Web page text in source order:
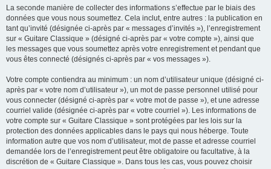
La seconde manière de collecter des informations s’effectue par le biais des
données que vous nous soumettez. Cela inclut, entre autres : la publication en
tant qu’invité (désignée ci-après par « messages d’invités »), l’enregistrement
sur « Guitare Classique » (désigné ci-après par « votre compte »), ainsi que
les messages que vous soumettez après votre enregistrement et pendant que
vous êtes connecté (désignés ci-après par « vos messages »).
Votre compte contiendra au minimum : un nom d’utilisateur unique (désigné ci-
après par « votre nom d’utilisateur »), un mot de passe personnel utilisé pour
vous connecter (désigné ci-après par « votre mot de passe »), et une adresse
courriel valide (désignée ci-après par « votre courriel »). Les informations de
votre compte sur « Guitare Classique » sont protégées par les lois sur la
protection des données applicables dans le pays qui nous héberge. Toute
information autre que vos nom d’utilisateur, mot de passe et adresse courriel
demandée lors de l’enregistrement peut être obligatoire ou facultative, à la
discrétion de « Guitare Classique ». Dans tous les cas, vous pouvez choisir